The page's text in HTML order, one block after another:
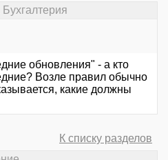
обновления" - а кто
Возле правил обычно
какие должны
К списку разделов